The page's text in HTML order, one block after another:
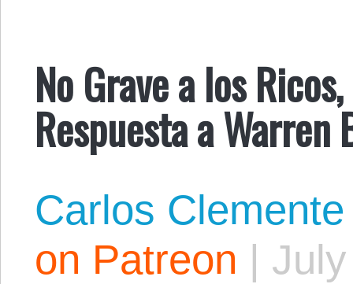
No Grave a los
Respuesta a
Carlos Clemente
on Patreon |